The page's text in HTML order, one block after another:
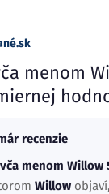
menom
recenzie
menom Willow
Willow